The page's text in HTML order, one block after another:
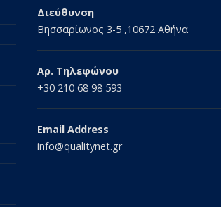
Διεύθυνση
Βησσαρίωνος 3-5 ,10672 Αθήνα
Αρ. Τηλεφώνου
+30 210 68 98 593
Email Address
info@qualitynet.gr